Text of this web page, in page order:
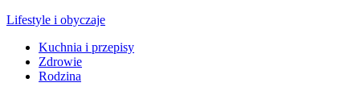
Lifestyle i obyczaje
Kuchnia i przepisy
Zdrowie
Rodzina